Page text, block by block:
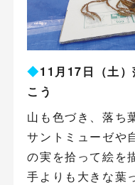
◆11月17日（土
こう
山も色づき、落ち
サントミューゼや
の実を拾って絵を
手よりも大きな葉